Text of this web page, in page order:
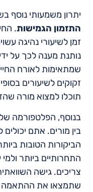
יתרון משמעותי נוסף
התזמון הגמישות.
זמן לשיעורי נהיגה
נותנת מענה לכך על
שמתאימות לאורח
זקוקים לשיעורים
תוכלו למצוא מורה
בנוסף, הפלטפורמה
בין מורים. אתם
הביקורות הטובות
התחרותיים ביותר
צריכים. גישה
שתמצאו את ההתאמה